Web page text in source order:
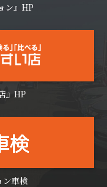
ン』HP
』HP
ン車検